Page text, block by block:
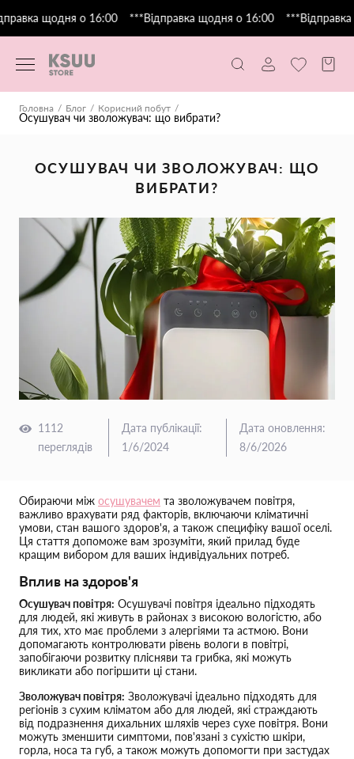
щодня о 16:00 ***Відправка щодня о 16:00 ***Відправка
Головна Блог Корисний побут
Осушувач чи зволожувач: що вибрати?
ОСУШУВАЧ ЧИ ЗВОЛОЖУВАЧ: ЩО
ВИБРАТИ?
1112
переглядів
Дата публікації:
1/6/2024
Дата оновлення:
8/6/2026
Обираючи між осушувачем та зволожувачем повітря,
важливо врахувати ряд факторів, включаючи кліматичні
умови, стан вашого здоров'я, а також специфіку вашої оселі.
Ця стаття допоможе вам зрозуміти, який прилад буде
кращим вибором для ваших індивідуальних потреб.
Вплив на здоров'я
Осушувач повітря: Осушувачі повітря ідеально підходять
для людей, які живуть в районах з високою вологістю, або
для тих, хто має проблеми з алергіями та астмою. Вони
допомагають контролювати рівень вологи в повітрі,
запобігаючи розвитку плісняви та грибка, які можуть
викликати або погіршити ці стани.
Зволожувач повітря: Зволожувачі ідеально підходять для
регіонів з сухим кліматом або для людей, які страждають
від подразнення дихальних шляхів через сухе повітря. Вони
можуть зменшити симптоми, пов'язані з сухістю шкіри,
горла, носа та губ, а також можуть допомогти при застудах